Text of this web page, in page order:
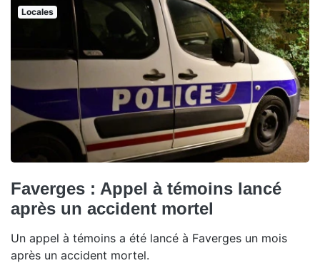
Locales
Faverges : Appel à témoins lancé
après un accident mortel
Un appel à témoins a été lancé à Faverges un mois
après un accident mortel.